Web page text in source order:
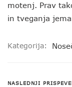
motenj. Prav
in tveganja
Kategorija:
NASLEDNJI